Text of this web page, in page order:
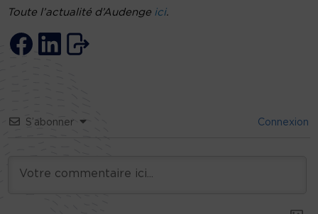
Toute l’actualité d’Audenge ici.
S’abonner Connexion